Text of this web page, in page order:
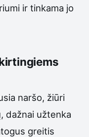
ir tinkama jo
naršo, žiūri
dažnai užtenka
greitis